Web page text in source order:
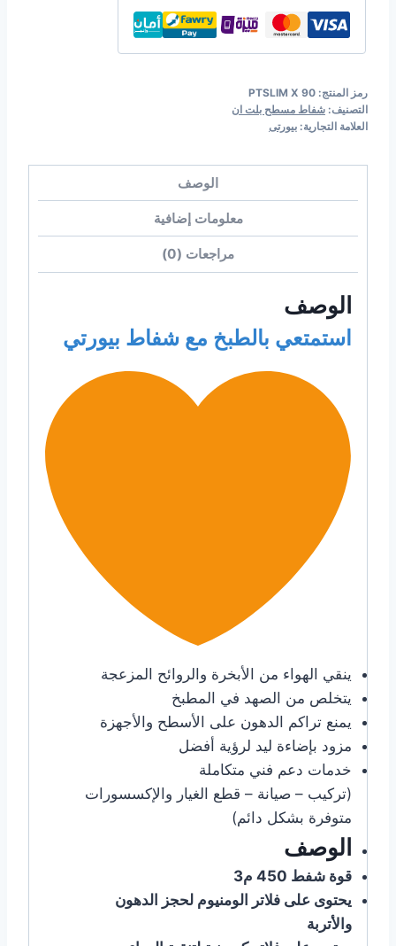
رمز المنتج: PTSLIM X 90
التصنيف: شفاط مسطح بلت ان
العلامة التجارية: بيورتى
الوصف
معلومات إضافية
مراجعات (0)
الوصف
استمتعي بالطبخ مع شفاط بيورتي
ينقي الهواء من الأبخرة والروائح المزعجة
يتخلص من الصهد في المطبخ
يمنع تراكم الدهون على الأسطح والأجهزة
مزود بإضاءة ليد لرؤية أفضل
خدمات دعم فني متكاملة
(تركيب – صيانة – قطع الغيار والإكسسورات
متوفرة بشكل دائم)
الوصف
قوة شفط 450 م3
يحتوى على فلاتر الومنيوم لحجز الدهون
والأتربة